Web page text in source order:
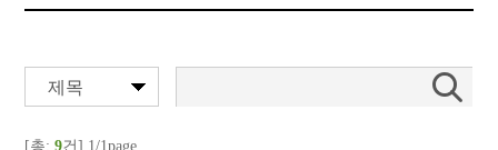
제목
[총:9건] 1/1page